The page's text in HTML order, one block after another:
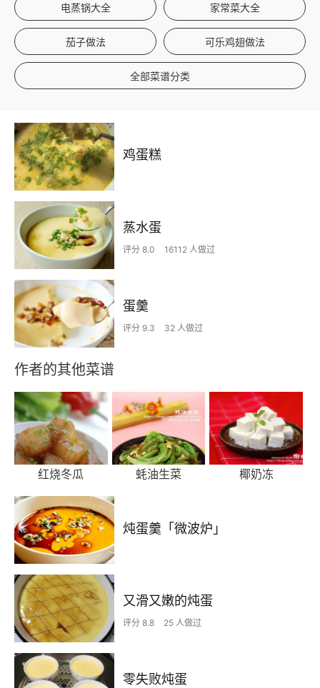
电蒸锅大全 家常菜大全
茄子做法 可乐鸡翅做法
全部菜谱分类
鸡蛋糕
蒸水蛋
评分 8.0 16112 人做过
蛋羹
评分 9.3 32 人做过
作者的其他菜谱
红烧冬瓜 蚝油生菜 椰奶冻
炖蛋羹「微波炉」
又滑又嫩的炖蛋
评分 8.8 25 人做过
零失败炖蛋